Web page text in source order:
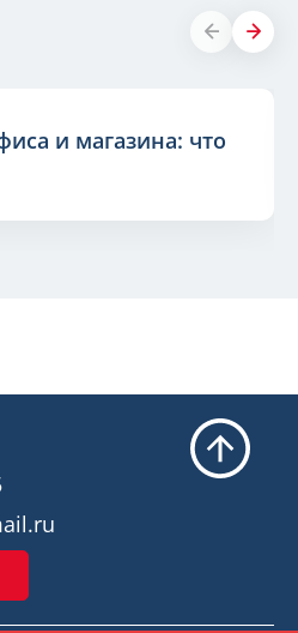
и магазина: что